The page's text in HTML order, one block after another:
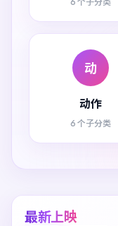
动
动作
6 个子分类
最新上映